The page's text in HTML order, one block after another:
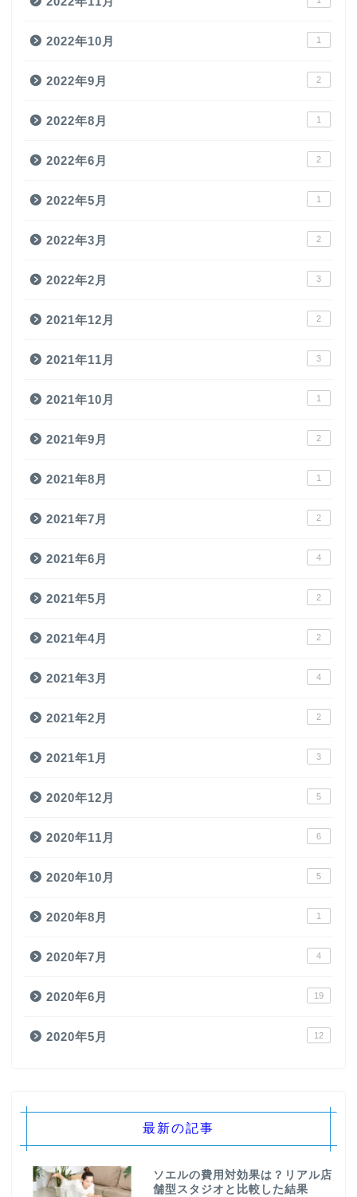
2022年10月 1
2022年9月 2
2022年8月 1
2022年6月 2
2022年5月 1
2022年3月 2
2022年2月 3
2021年12月 2
2021年11月 3
2021年10月 1
2021年9月 2
2021年8月 1
2021年7月 2
2021年6月 4
2021年5月 2
2021年4月 2
2021年3月 4
2021年2月 2
2021年1月 3
2020年12月 5
2020年11月 6
2020年10月 5
2020年8月 1
2020年7月 4
2020年6月 19
2020年5月 12
最新の記事
ソエルの費用対効果は？リアル店
舗型スタジオと比較した結果